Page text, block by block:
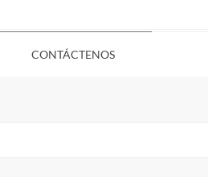
CONTÁCTENOS